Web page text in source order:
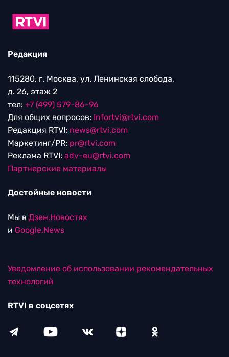
Редакция
115280, г. Москва, ул. Ленинская слобода,
д. 26, этаж 2
тел: +7 (499) 579-86-96
Для общих вопросов: Infortvi@rtvi.com
Редакция RTVI: news@rtvi.com
Маркетинг/PR: pr@rtvi.com
Реклама RTVI: adv-eu@rtvi.com
Партнерские материалы
Достойные новости
Мы в Дзен.Новостях
и Google.News
Уведомление об использовании рекомендательных
технологий
RTVI в соцсетях